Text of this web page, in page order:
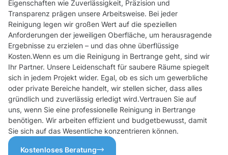
Eigenschaften wie Zuverlässigkeit, Präzision und
Transparenz prägen unsere Arbeitsweise. Bei jeder
Reinigung legen wir großen Wert auf die speziellen
Anforderungen der jeweiligen Oberfläche, um herausragende
Ergebnisse zu erzielen – und das ohne überflüssige
Kosten.Wenn es um die Reinigung in Bertrange geht, sind wir
Ihr Partner. Unsere Leidenschaft für saubere Räume spiegelt
sich in jedem Projekt wider. Egal, ob es sich um gewerbliche
oder private Bereiche handelt, wir stellen sicher, dass alles
gründlich und zuverlässig erledigt wird.Vertrauen Sie auf
uns, wenn Sie eine professionelle Reinigung in Bertrange
benötigen. Wir arbeiten effizient und budgetbewusst, damit
Sie sich auf das Wesentliche konzentrieren können.
Kostenloses Beratung